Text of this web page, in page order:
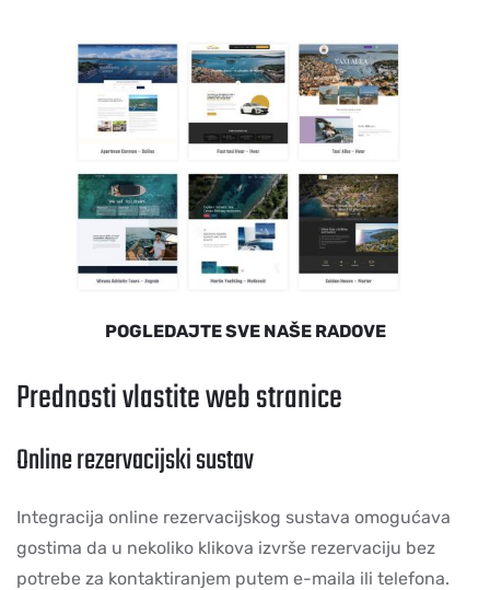
POGLEDAJTE SVE NAŠE RADOVE
Prednosti vlastite web stranice
Online rezervacijski sustav
Integracija online rezervacijskog sustava omogućava
gostima da u nekoliko klikova izvrše rezervaciju bez
potrebe za kontaktiranjem putem e-maila ili telefona.